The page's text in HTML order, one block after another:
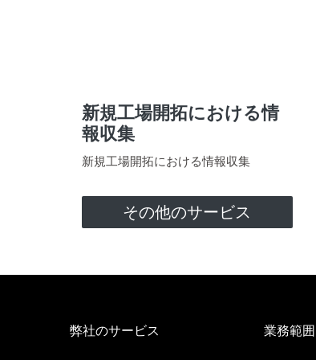
新規工場開拓における情
報収集
新規工場開拓における情報収集
その他のサービス
弊社のサービス 業務範囲